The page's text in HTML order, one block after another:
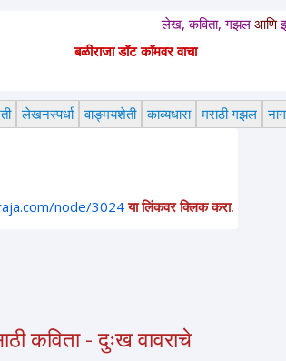
लेख, कविता, गझलआणिइतर
बळीराजा डॉट कॉमवर वाचा
लेखनस्पर्धा वाङ्मयशेती काव्यधारा मराठी गझल
node/3024या लिंकवर क्लिक करा.
कविता - दुःख वावराचे